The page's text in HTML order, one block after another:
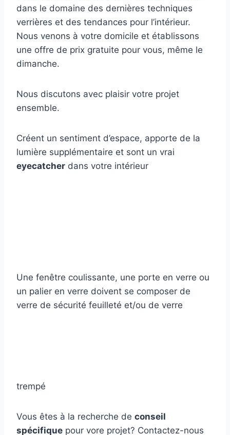
dans le domaine des dernières techniques
verrières et des tendances pour l’intérieur.
Nous venons à votre domicile et établissons
une offre de prix gratuite pour vous, même le
dimanche.
Nous discutons avec plaisir votre projet
ensemble.
Créent un sentiment d’espace, apporte de la
lumière supplémentaire et sont un vrai
eyecatcher dans votre intérieur
Une fenêtre coulissante, une porte en verre ou
un palier en verre doivent se composer de
verre de sécurité feuilleté et/ou de verre
trempé
Vous êtes à la recherche de conseil
spécifique pour vore projet? Contactez-nous